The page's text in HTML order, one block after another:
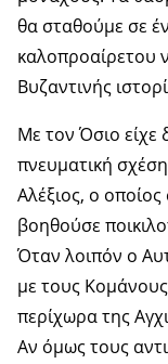
θα σταθούμε σε
καλοπροαίρετου
Βυζαντινής
Με τον Όσιο είχε
πνευματική
Αλέξιος, ο
βοηθούσε
Όταν λοιπόν ο
με τους
περίχωρα της
Αν όμως τους